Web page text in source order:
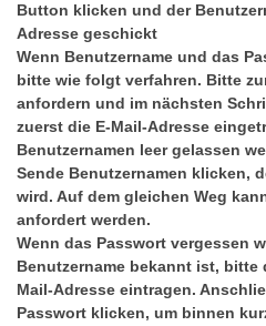
Button klicken und der
Adresse geschickt
Wenn Benutzername und das
bitte wie folgt verfahren. Bitte
anfordern und im nächsten
zuerst die E-Mail-Adresse
Benutzernamen leer gelassen
Sende Benutzernamen klicken,
wird. Auf dem gleichen Weg
anfordert werden.
Wenn das Passwort vergessen
Benutzername bekannt ist, bitte
Mail-Adresse eintragen.
Passwort klicken, um binnen